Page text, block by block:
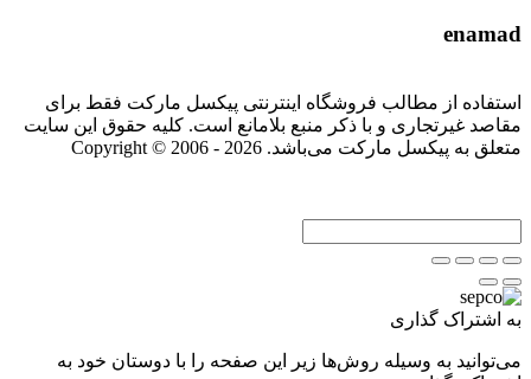
enamad
استفاده از مطالب فروشگاه اینترنتی پیکسل مارکت فقط برای
مقاصد غیرتجاری و با ذکر منبع بلامانع است. کلیه حقوق این سایت
متعلق به پیکسل مارکت می‌باشد. Copyright © 2006 - 2026
به اشتراک گذاری
می‌توانید به وسیله روش‌ها زیر این صفحه را با دوستان خود به